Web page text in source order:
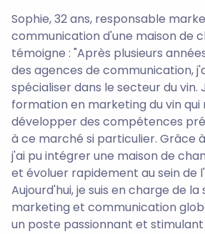
Sophie, 32 ans, responsable
communication d'une maison de
témoigne : "Après plusieurs
des agences de communication,
spécialiser dans le secteur du vin.
formation en marketing du vin qui
développer des compétences
à ce marché si particulier. Grâce
j'ai pu intégrer une maison de
et évoluer rapidement au sein de
Aujourd'hui, je suis en charge de
marketing et communication
un poste passionnant et stimulant